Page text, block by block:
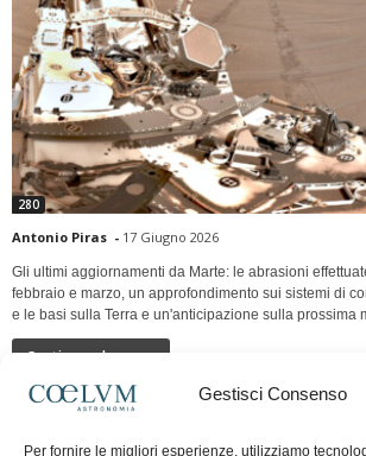
Gestisci Consenso
Per fornire le migliori esperienze, utilizziamo
280
Antonio Piras - 17 Giugno 2026
Gli ultimi aggiornamenti da Marte: le abrasioni
febbraio e marzo, un approfondimento sui sistemi di
e le basi sulla Terra e un'anticipazione sulla prossima
Continua a leggere